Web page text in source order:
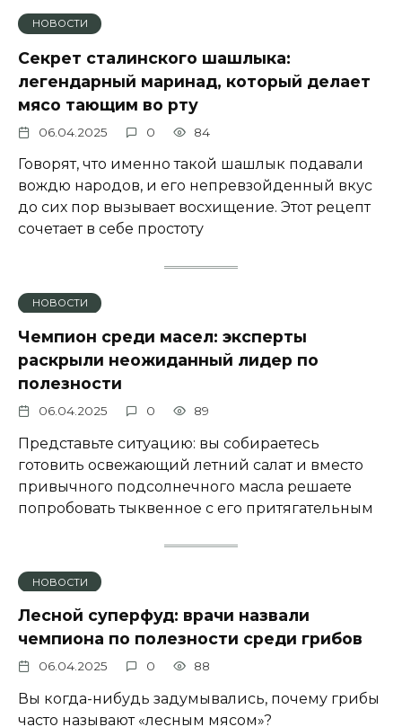
НОВОСТИ
Секрет сталинского шашлыка:
легендарный маринад, который делает
мясо тающим во рту
06.04.2025 0 84
Говорят, что именно такой шашлык подавали
вождю народов, и его непревзойденный вкус
до сих пор вызывает восхищение. Этот рецепт
сочетает в себе простоту
НОВОСТИ
Чемпион среди масел: эксперты
раскрыли неожиданный лидер по
полезности
06.04.2025 0 89
Представьте ситуацию: вы собираетесь
готовить освежающий летний салат и вместо
привычного подсолнечного масла решаете
попробовать тыквенное с его притягательным
НОВОСТИ
Лесной суперфуд: врачи назвали
чемпиона по полезности среди грибов
06.04.2025 0 88
Вы когда-нибудь задумывались, почему грибы
часто называют «лесным мясом»?